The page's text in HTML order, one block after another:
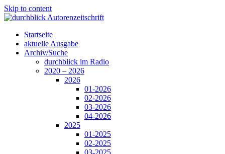
Skip to content
Startseite
aktuelle Ausgabe
Archiv/Suche
durchblick im Radio
2020 – 2026
2026
01-2026
02-2026
03-2026
04-2026
2025
01-2025
02-2025
03-2025